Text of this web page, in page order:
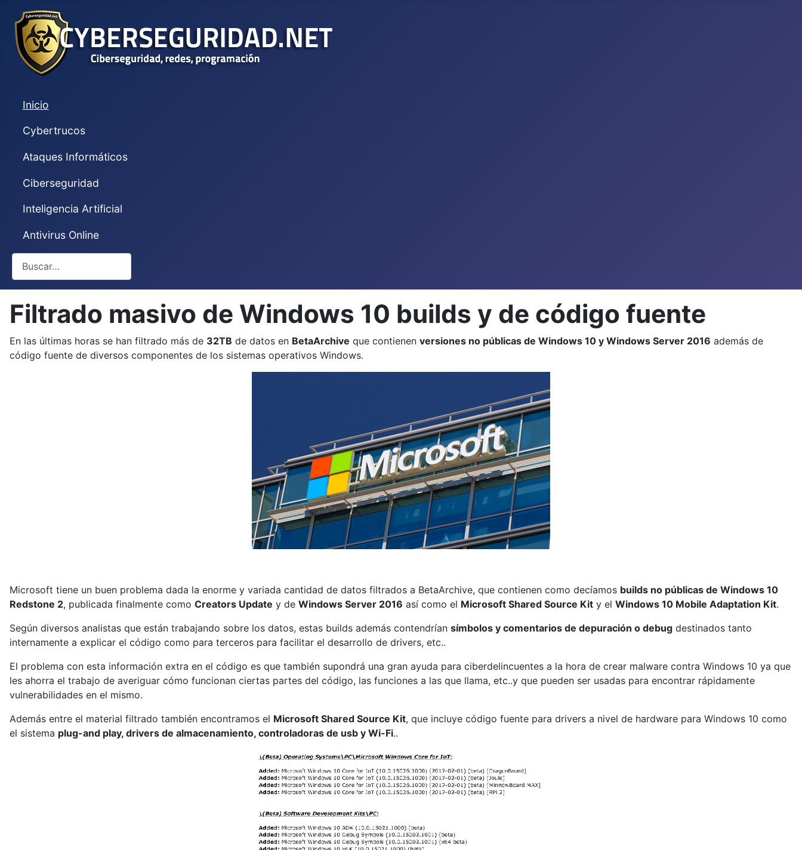
Inicio
Cybertrucos
Ataques Informáticos
Ciberseguridad
Inteligencia Artificial
Antivirus Online
Buscar
Filtrado masivo de Windows 10 builds y de código fuente
En las últimas horas se han filtrado más de 32TB de datos en BetaArchive que contienen versiones no públicas de Windows 10 y Windows Server 2016 además de
código fuente de diversos componentes de los sistemas operativos Windows.
Microsoft tiene un buen problema dada la enorme y variada cantidad de datos filtrados a BetaArchive, que contienen como decíamos builds no públicas de Windows 10
Redstone 2, publicada finalmente como Creators Update y de Windows Server 2016 así como el Microsoft Shared Source Kit y el Windows 10 Mobile Adaptation Kit.
Según diversos analistas que están trabajando sobre los datos, estas builds además contendrían símbolos y comentarios de depuración o debug destinados tanto
internamente a explicar el código como para terceros para facilitar el desarrollo de drivers, etc..
El problema con esta información extra en el código es que también supondrá una gran ayuda para ciberdelincuentes a la hora de crear malware contra Windows 10 ya que
les ahorra el trabajo de averiguar cómo funcionan ciertas partes del código, las funciones a las que llama, etc..y que pueden ser usadas para encontrar rápidamente
vulnerabilidades en el mismo.
Además entre el material filtrado también encontramos el Microsoft Shared Source Kit, que incluye código fuente para drivers a nivel de hardware para Windows 10 como
el sistema plug-and play, drivers de almacenamiento, controladoras de usb y Wi-Fi..